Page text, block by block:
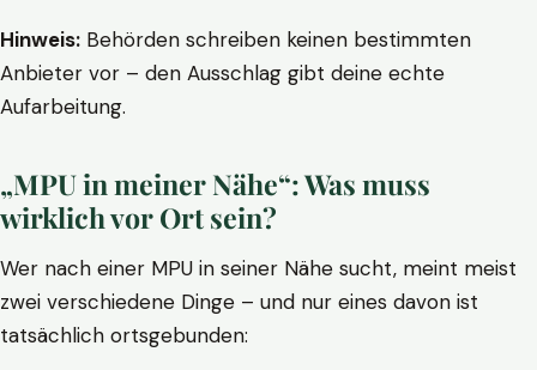
Hinweis: Behörden schreiben keinen bestimmten
Anbieter vor – den Ausschlag gibt deine echte
Aufarbeitung.
„MPU in meiner Nähe“: Was muss
wirklich vor Ort sein?
Wer nach einer MPU in seiner Nähe sucht, meint meist
zwei verschiedene Dinge – und nur eines davon ist
tatsächlich ortsgebunden: